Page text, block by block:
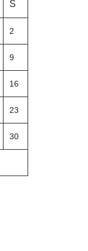
S
2
9
16
23
30